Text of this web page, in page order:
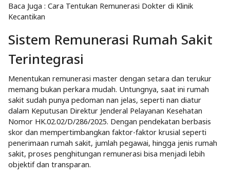
Baca Juga : Cara Tentukan Remunerasi Dokter di Klinik
Kecantikan
Sistem Remunerasi Rumah Sakit
Terintegrasi
Menentukan remunerasi master dengan setara dan terukur
memang bukan perkara mudah. Untungnya, saat ini rumah
sakit sudah punya pedoman nan jelas, seperti nan diatur
dalam Keputusan Direktur Jenderal Pelayanan Kesehatan
Nomor HK.02.02/D/286/2025. Dengan pendekatan berbasis
skor dan mempertimbangkan faktor-faktor krusial seperti
penerimaan rumah sakit, jumlah pegawai, hingga jenis rumah
sakit, proses penghitungan remunerasi bisa menjadi lebih
objektif dan transparan.